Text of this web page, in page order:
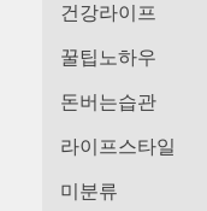
건강라이프
꿀팁노하우
돈버는습관
라이프스타일
미분류